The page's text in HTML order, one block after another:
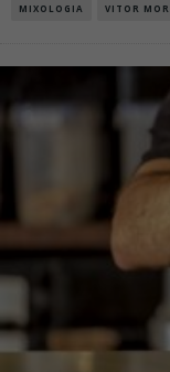
MIXOLOGIA VITOR